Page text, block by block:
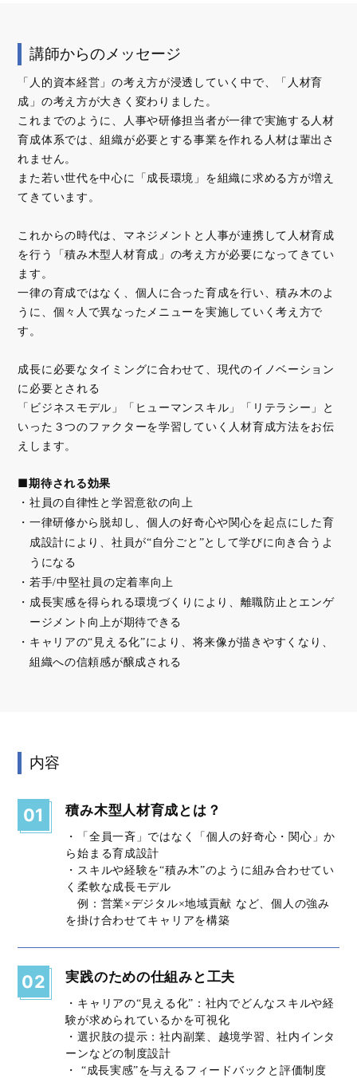
講師からのメッセージ
「人的資本経営」の考え方が浸透していく中で、「人材育
成」の考え方が大きく変わりました。
これまでのように、人事や研修担当者が一律で実施する人材
育成体系では、組織が必要とする事業を作れる人材は輩出さ
れません。
また若い世代を中心に「成長環境」を組織に求める方が増え
てきています。
これからの時代は、マネジメントと人事が連携して人材育成
を行う「積み木型人材育成」の考え方が必要になってきてい
ます。
一律の育成ではなく、個人に合った育成を行い、積み木のよ
うに、個々人で異なったメニューを実施していく考え方で
す。
成長に必要なタイミングに合わせて、現代のイノベーション
に必要とされる
「ビジネスモデル」「ヒューマンスキル」「リテラシー」と
いった３つのファクターを学習していく人材育成方法をお伝
えします。
■期待される効果
社員の自律性と学習意欲の向上
一律研修から脱却し、個人の好奇心や関心を起点にした育
成設計により、社員が“自分ごと”として学びに向き合うよ
うになる
若手/中堅社員の定着率向上
成長実感を得られる環境づくりにより、離職防止とエンゲ
ージメント向上が期待できる
キャリアの“見える化”により、将来像が描きやすくなり、
組織への信頼感が醸成される
内容
01 積み木型人材育成とは？
・「全員一斉」ではなく「個人の好奇心・関心」か
ら始まる育成設計
・スキルや経験を“積み木”のように組み合わせてい
く柔軟な成長モデル
例：営業×デジタル×地域貢献 など、個人の強み
を掛け合わせてキャリアを構築
02 実践のための仕組みと工夫
・キャリアの“見える化”：社内でどんなスキルや経
験が求められているかを可視化
・選択肢の提示：社内副業、越境学習、社内インタ
ーンなどの制度設計
・ “成長実感”を与えるフィードバックと評価制度